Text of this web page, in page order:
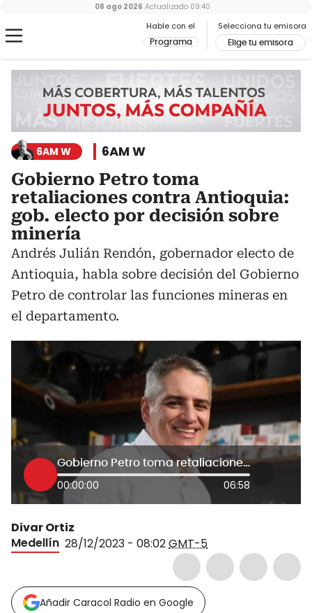
Hable con el
Programa
Selecciona tu emisora
Elige tu emisora
08 ago 2026 Actualizado 09:40
6AM W 6AM W
Gobierno Petro toma
retaliaciones contra Antioquia:
gob. electo por decisión sobre
minería
Andrés Julián Rendón, gobernador electo de
Antioquia, habla sobre decisión del Gobierno
Petro de controlar las funciones mineras en
el departamento.
Gobierno Petro toma retaliaciones contra Antioquia: gob. electo por decisión sobre minería
00:00:00 06:58
Divar Ortiz
Medellín 28/12/2023 - 08:02GMT-5
Añadir Caracol Radio en Google